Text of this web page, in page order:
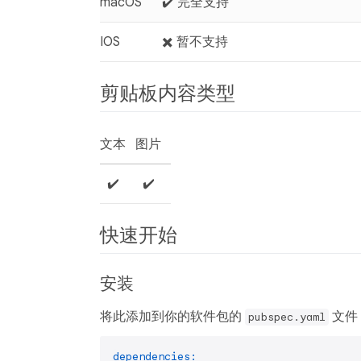
IOS ✖️ 暂不支持
剪贴板内容类型
文本 图片
✔️ ✔️
快速开始
安装
将此添加到你的软件包的 pubspec.yaml 文件
dependencies: